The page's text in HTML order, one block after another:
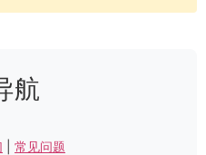
航
常见问题